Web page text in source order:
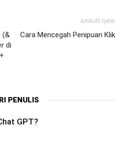
(&
di
Artikulli tjetër
Cara Mencegah Penipuan Klik
PENULIS
GPT?